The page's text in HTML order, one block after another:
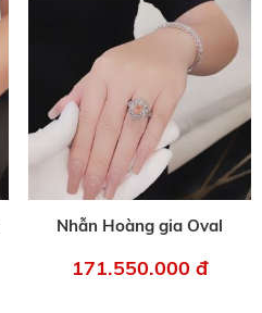
Nhẫn Hoàng gia Oval
171.550.000 đ